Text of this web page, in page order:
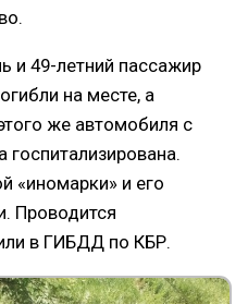
и 49-летний пассажир
на месте, а
же автомобиля с
«иномарки» и его
Проводится
в ГИБДД по КБР.